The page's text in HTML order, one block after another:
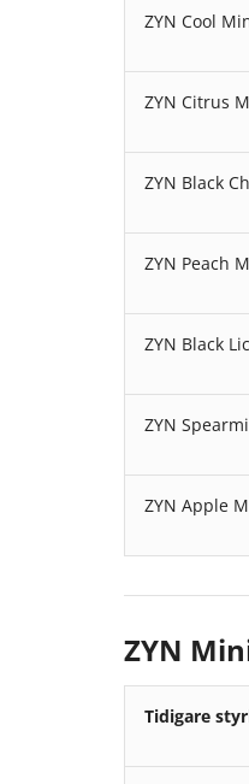
ZYN Cool
ZYN Citrus
ZYN Black
ZYN Peach
ZYN Black
ZYN
ZYN Apple
ZYN
Tidigare